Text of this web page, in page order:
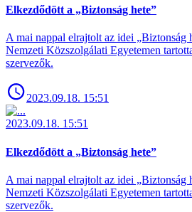
Elkezdődött a „Biztonság hete”
A mai nappal elrajtolt az idei „Biztonság
Nemzeti Közszolgálati Egyetemen
szervezők.
2023.09.18. 15:51
2023.09.18. 15:51
Elkezdődött a „Biztonság hete”
A mai nappal elrajtolt az idei „Biztonság
Nemzeti Közszolgálati Egyetemen
szervezők.